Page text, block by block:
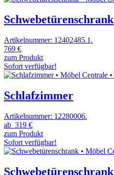
Schwebetürenschrank
Artikelnummer: 12402485.1.
769 €
zum Produkt
Sofort verfügbar!
Schlafzimmer
Artikelnummer: 12280006.
ab 319 €
zum Produkt
Sofort verfügbar!
Schwebetürenschrank